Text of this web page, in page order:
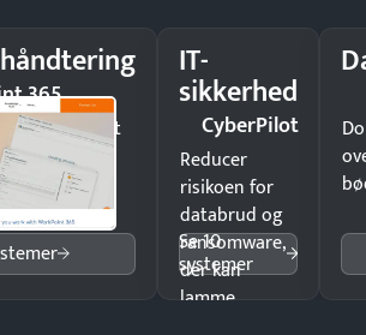
365
til underskrift
ingen
IT-
sikkerhed
CyberPilot
Reducer
risikoen for
databrud og
ransomware,
der kan
lamme
Se 10
systemer